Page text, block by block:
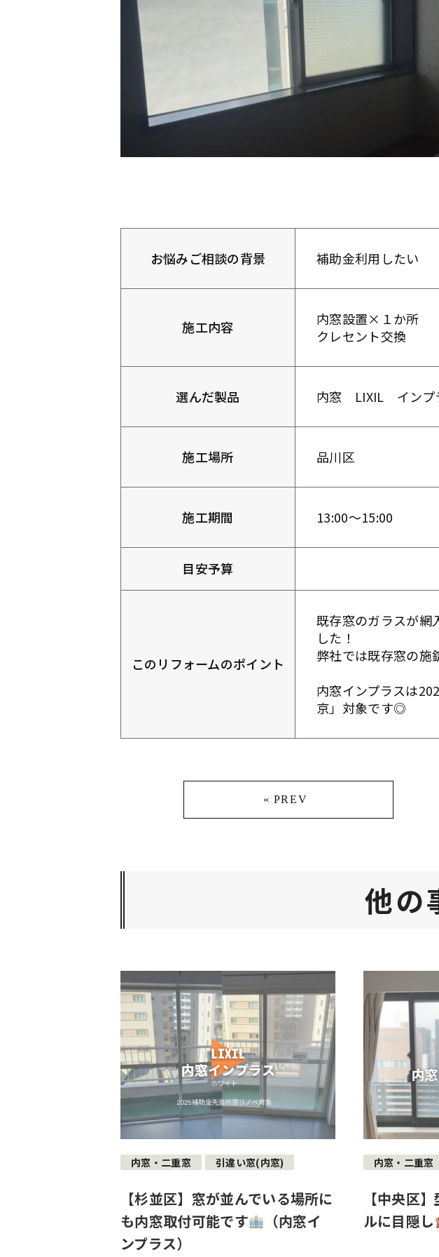
お悩みご相談の背景 補助金利用したい
施工内容
内窓設置×１か所
クレセント交換
選んだ製品 内窓 LIXIL インプ
施工場所 品川区
施工期間 13:00～15:00
目安予算
このリフォームのポイント
既存窓のガラスが網
した！
弊社では既存窓の施
内窓インプラスは
京」対象です◎
« PREV
他の
内窓・二重窓 引違い窓(内窓)
【杉並区】窓が並んでいる場所に
も内窓取付可能です
（内窓イ
ンプラス）
内窓・二重窓
【中央区
ルに目隠し